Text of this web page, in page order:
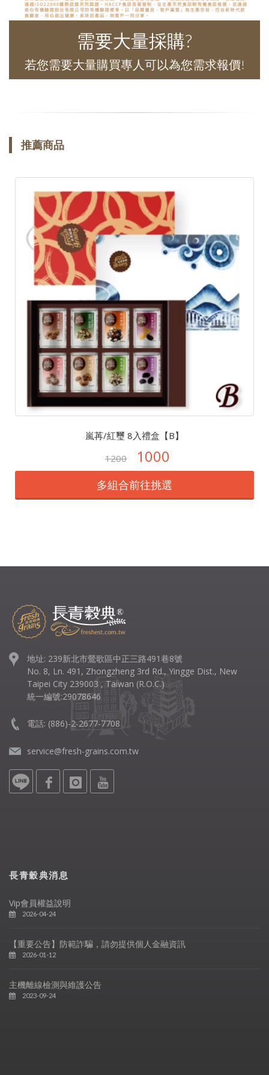
需要大量採購?
若您需要大量購買專人可以為您需求報價!
推薦商品
嵐苒/紅璽 8入禮盒【B】
1200
1000
多組合前往挑選
地址: 239新北市鶯歌區中正三路491巷8號
No. 8, Ln. 491, Zhongzheng 3rd Rd., Yingge Dist., New
Taipei City 239003 , Taiwan (R.O.C.)
統一編號:29078646
電話: (886)-2-2677-7708
service@fresh-grains.com.tw
長青穀典消息
Vip會員權益說明
2026-04-24
【重要公告】防範詐騙，請勿提供個人金融資訊
2026-01-12
主機離線檢測與維護公告
2023-09-24